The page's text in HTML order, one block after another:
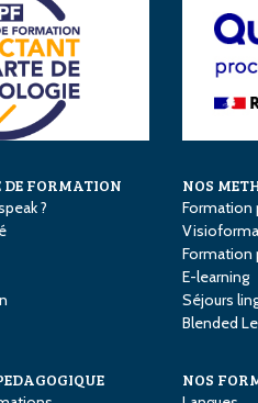
DE FORMATION
?
NOS
Formation
Formation
E-learning
Séjours
Blended
NOS